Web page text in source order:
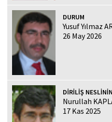
DURUM
Yusuf Yılmaz
26 May 2026
DİRİLİŞ
Nurullah
17 Kas 2025